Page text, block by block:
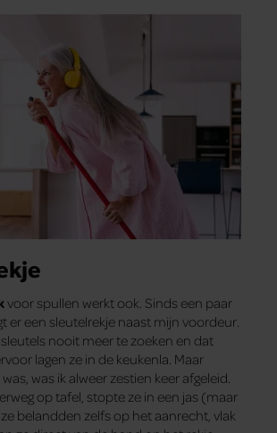
voor spullen werkt ook. Sinds een paar
er een sleutelrekje naast mijn voordeur.
nooit meer te zoeken en dat
lagen ze in de keukenla. Maar
was ik alweer zestien keer afgeleid.
op tafel, stopte ze in een jas (maar
belandden zelfs op het aanrecht, vlak